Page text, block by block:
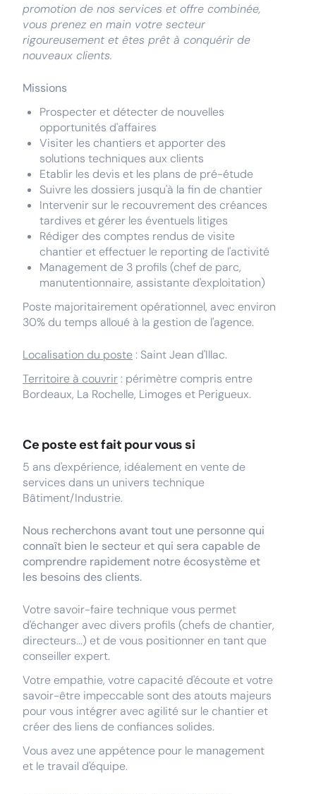
promotion de nos services et offre combinée,
vous prenez en main votre secteur
rigoureusement et êtes prêt à conquérir de
nouveaux clients.
Missions
Prospecter et détecter de nouvelles
opportunités d'affaires
Visiter les chantiers et apporter des
solutions techniques aux clients
Etablir les devis et les plans de pré-étude
Suivre les dossiers jusqu'à la fin de chantier
Intervenir sur le recouvrement des créances
tardives et gérer les éventuels litiges
Rédiger des comptes rendus de visite
chantier et effectuer le reporting de l'activité
Management de 3 profils (chef de parc,
manutentionnaire, assistante d'exploitation)
Poste majoritairement opérationnel, avec environ
30% du temps alloué à la gestion de l'agence.
Localisation du poste: Saint Jean d'Illac.
Territoire à couvrir: périmètre compris entre
Bordeaux, La Rochelle, Limoges et Perigueux.
Ce poste est fait pour vous si
5 ans d'expérience, idéalement en vente de
services dans un univers technique
Bâtiment/Industrie.
Nous recherchons avant tout une personne qui
connaît bien le secteur et qui sera capable de
comprendre rapidement notre écosystème et
les besoins des clients.
Votre savoir-faire technique vous permet
d'échanger avec divers profils (chefs de chantier,
directeurs...) et de vous positionner en tant que
conseiller expert.
Votre empathie, votre capacité d'écoute et votre
savoir-être impeccable sont des atouts majeurs
pour vous intégrer avec agilité sur le chantier et
créer des liens de confiances solides.
Vous avez une appétence pour le management
et le travail d'équipe.